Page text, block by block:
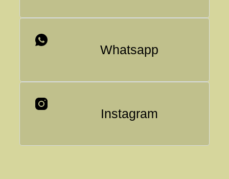
Whatsapp
Instagram